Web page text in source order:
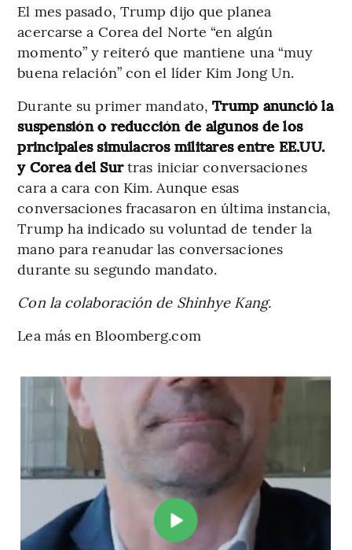
El mes pasado, Trump dijo que planea
acercarse a Corea del Norte “en algún
momento” y reiteró que mantiene una “muy
buena relación” con el líder Kim Jong Un.
Durante su primer mandato,Trump anunció la
suspensión o reducción de algunos de los
principales simulacros militares entre EE.UU.
y Corea del Surtras iniciar conversaciones
cara a cara con Kim. Aunque esas
conversaciones fracasaron en última instancia,
Trump ha indicado su voluntad de tender la
mano para reanudar las conversaciones
durante su segundo mandato.
Con la colaboración de Shinhye Kang.
Lea más en Bloomberg.com